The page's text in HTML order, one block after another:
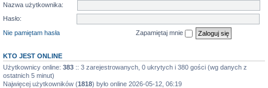
Nazwa użytkownika:
Hasło:
Nie pamiętam hasła
Zapamiętaj mnie
KTO JEST ONLINE
Użytkownicy online: 383 :: 3 zarejestrowanych, 0 ukrytych i 380 gości (wg danych z
ostatnich 5 minut)
Najwięcej użytkowników (1818) było online 2026-05-12, 06:19